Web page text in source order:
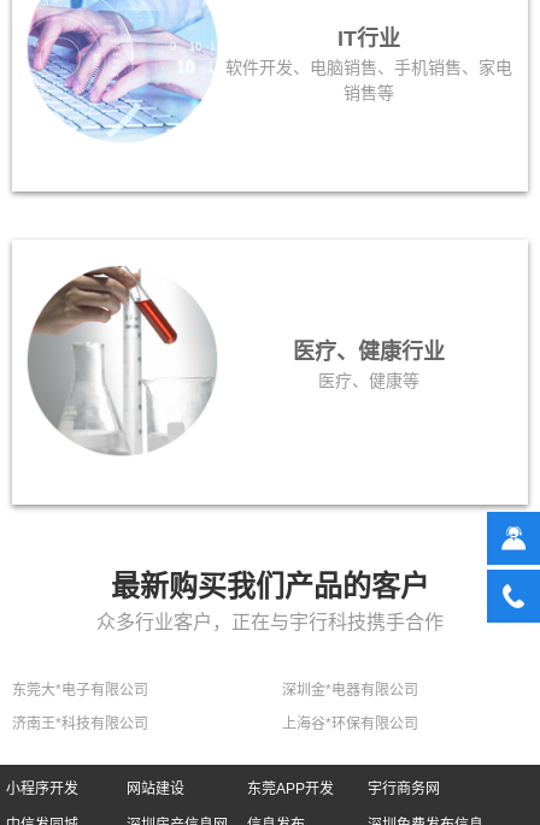
IT行业
软件开发、电脑销售、手机销售、家电
销售等
医疗、健康行业
医疗、健康等
最新购买我们产品的客户
众多行业客户，正在与宇行科技携手合作
东莞大*电子有限公司
深圳金*电器有限公司
济南王*科技有限公司
上海谷*环保有限公司
小程序开发 网站建设 东莞APP开发 宇行商务网